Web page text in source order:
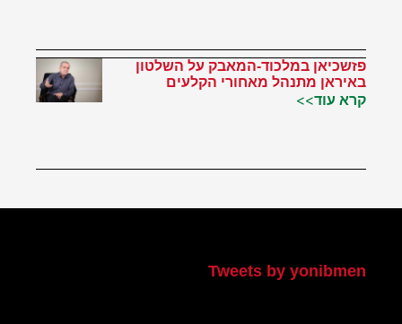
פזשכיאן במלכוד-המאבק על השלטון
באיראן מתנהל מאחורי הקלעים
קרא עוד>>
Tweets by yonibmen